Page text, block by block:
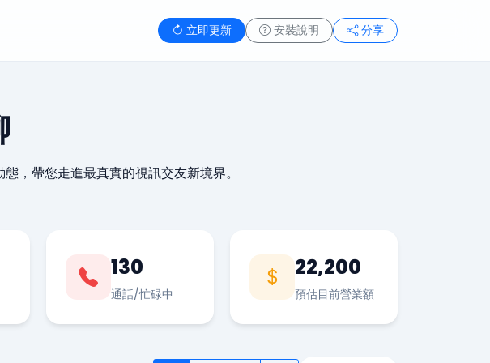
立即更新 安裝說明 分享
，帶您走進最真實的視訊交友新境界。
130
通話/忙碌中
22,200
預估目前營業額